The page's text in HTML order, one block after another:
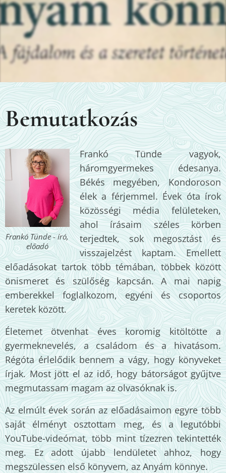
Bemutatkozás
Frankó Tünde - író,
előadó
Frankó Tünde vagyok,
háromgyermekes édesanya.
Békés megyében, Kondoroson
élek a férjemmel. Évek óta írok
közösségi média felületeken,
ahol írásaim széles körben
terjedtek, sok megosztást és
visszajelzést kaptam. Emellett
előadásokat tartok több témában, többek között
önismeret és szülőség kapcsán. A mai napig
emberekkel foglalkozom, egyéni és csoportos
keretek között.
Életemet ötvenhat éves koromig kitöltötte a
gyermeknevelés, a családom és a hivatásom.
Régóta érlelődik bennem a vágy, hogy könyveket
írjak. Most jött el az idő, hogy bátorságot gyűjtve
megmutassam magam az olvasóknak is.
Az elmúlt évek során az előadásaimon egyre több
saját élményt osztottam meg, és a legutóbbi
YouTube-videómat, több mint tízezren tekintették
meg. Ez adott újabb lendületet ahhoz, hogy
megszülessen első könyvem, az Anyám könnye.